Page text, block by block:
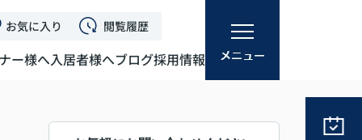
お気に入り 閲覧履歴
ー様へ入居者様へブログ採用情報